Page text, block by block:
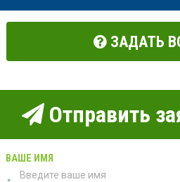
ЗАДАТЬ
Отправить
ВАШЕ ИМЯ